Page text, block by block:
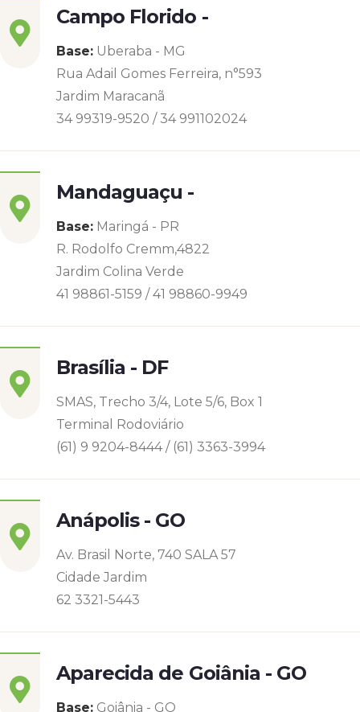
Campo Florido -
Base: Uberaba - MG
Rua Adail Gomes Ferreira, n°593
Jardim Maracanã
34 99319-9520 / 34 991102024
Mandaguaçu -
Base: Maringá - PR
R. Rodolfo Cremm,4822
Jardim Colina Verde
41 98861-5159 / 41 98860-9949
Brasília - DF
SMAS, Trecho 3/4, Lote 5/6, Box 1
Terminal Rodoviário
(61) 9 9204-8444 / (61) 3363-3994
Anápolis - GO
Av. Brasil Norte, 740 SALA 57
Cidade Jardim
62 3321-5443
Aparecida de Goiânia - GO
Base: Goiânia - GO